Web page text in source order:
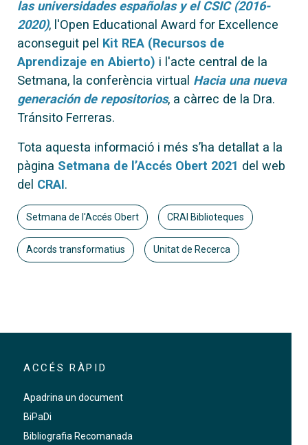
las universidades españolas y el CSIC (2016-
2020), l'Open Educational Award for Excellence
aconseguit pel Kit REA (Recursos de
Aprendizaje en Abierto) i l'acte central de la
Setmana, la conferència virtual Hacia una nueva
generación de repositorios, a càrrec de la Dra.
Tránsito Ferreras.
Tota aquesta informació i més s’ha detallat a la
pàgina Setmana de l’Accés Obert 2021 del web
del CRAI.
Setmana de l'Accés Obert CRAI Biblioteques
Acords transformatius Unitat de Recerca
ACCÉS RÀPID
Apadrina un document
BiPaDi
Bibliografia Recomanada